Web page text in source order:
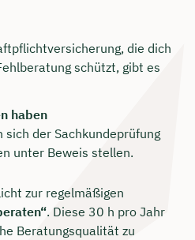
die dich
schützt, gibt es
haben
sich der Sachkundeprüfung
unter Beweis stellen.
zur regelmäßigen
. Diese 30 h pro Jahr
Beratungsqualität zu